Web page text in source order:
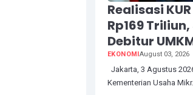
Realisasi
Rp169
Debitur
EKONOMIAugust 03, 2026
Jakarta, 3 Agustus
Kementerian Usaha Mikr...